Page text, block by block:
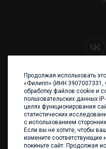
+7
236017
ул.
Телефон:
+7
Продолжая использовать
«Филипп» (ИНН 3907007331,
обработку файлов cookie и
пользовательских данных
целях функционирования
статистических
с использованием
Если вы не хотите, чтобы
измените соответствующие
покиньте сайт. Продолжая